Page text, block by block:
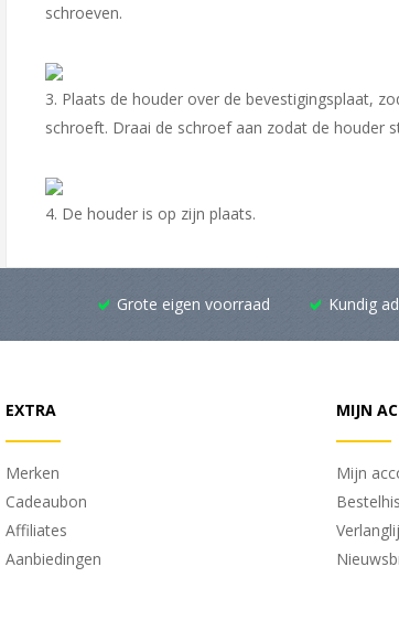
schroeven.
3. Plaats de houder over de bevestigingsplaat,
schroeft. Draai de schroef aan zodat de houder
4. De houder is op zijn plaats.
Grote eigen voorraad Kundig
EXTRA
Merken
Cadeaubon
Affiliates
Aanbiedingen
MIJN
Mijn